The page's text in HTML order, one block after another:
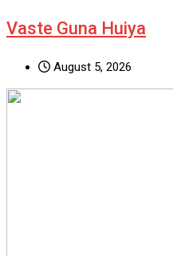
Vaste Guna Huiya
August 5, 2026